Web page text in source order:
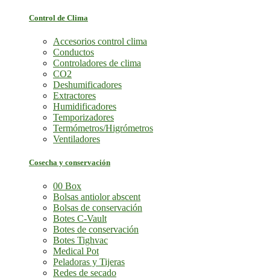
Control de Clima
Accesorios control clima
Conductos
Controladores de clima
CO2
Deshumificadores
Extractores
Humidificadores
Temporizadores
Termómetros/Higrómetros
Ventiladores
Cosecha y conservación
00 Box
Bolsas antiolor abscent
Bolsas de conservación
Botes C-Vault
Botes de conservación
Botes Tighvac
Medical Pot
Peladoras y Tijeras
Redes de secado